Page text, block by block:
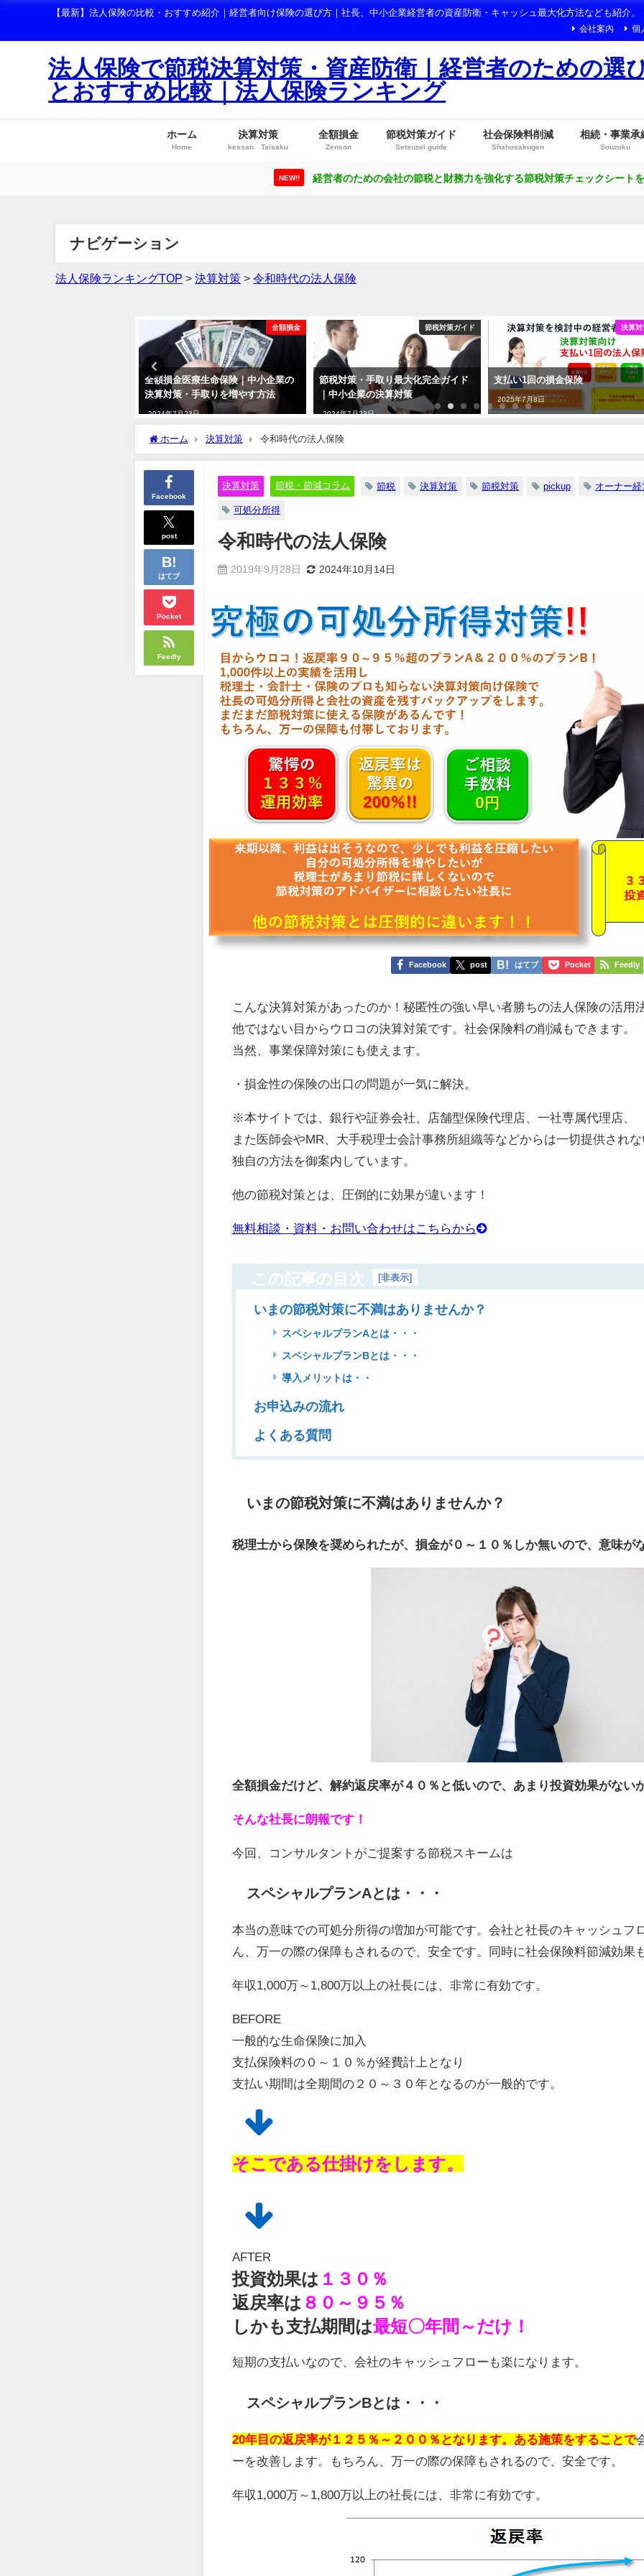
【最新】法人保険の比較・おすすめ紹介｜経営者向け保険の選び方｜社長、中小企業経営者の資産防衛・キャッシュ最大化方法なども紹介。
会社案内 個
法人保険で節税決算対策・資産防衛｜経営者のための選
とおすすめ比較｜法人保険ランキング
ホーム
Home
決算対策
kessan Taisaku
全額損金
Zenson
節税対策ガイド
Setsuzei guide
社会保険料削減
Shahosakugen
相続・事業承
Souzoku
NEW!! 経営者のための会社の節税と財務力を強化する節税対策チェックシート
ナビゲーション
法人保険ランキングTOP >決算対策 >令和時代の法人保険
全額損金
全額損金医療生命保険｜中小企業の
決算対策・手取りを増やす方法
2024年7月23日
節税対策ガイド
節税対策・手取り最大化完全ガイド
｜中小企業の決算対策
2024年7月23日
決算対
支払い1回の損金保険
2025年7月8日
ホーム 決算対策 令和時代の法人保険
Facebook
post
はてブ
Pocket
Feedly
決算対策 節税・節減コラム 節税 決算対策 節税対策 pickup オーナー
可処分所得
令和時代の法人保険
2019年9月28日 2024年10月14日
Facebook post はてブ Pocket Feedly
こんな決算対策があったのか！秘匿性の強い早い者勝ちの法人保険の活用
他ではない目からウロコの決算対策です。社会保険料の削減もできます。
当然、事業保障対策にも使えます。
・損金性の保険の出口の問題が一気に解決。
※本サイトでは、銀行や証券会社、店舗型保険代理店、一社専属代理店、
また医師会やMR、大手税理士会計事務所組織等などからは一切提供されな
独自の方法を御案内しています。
他の節税対策とは、圧倒的に効果が違います！
無料相談・資料・お問い合わせはこちらから
この記事の目次 [非表示]
いまの節税対策に不満はありませんか？
スペシャルプランAとは・・・
スペシャルプランBとは・・・
導入メリットは・・
お申込みの流れ
よくある質問
いまの節税対策に不満はありませんか？
税理士から保険を奨められたが、損金が０～１０％しか無いので、意味が
全額損金だけど、解約返戻率が４０％と低いので、あまり投資効果がない
そんな社長に朗報です！
今回、コンサルタントがご提案する節税スキームは
スペシャルプランAとは・・・
本当の意味での可処分所得の増加が可能です。会社と社長のキャッシュフ
ん、万一の際の保障もされるので、安全です。同時に社会保険料節減効果
年収1,000万～1,800万以上の社長には、非常に有効です。
BEFORE
一般的な生命保険に加入
支払保険料の０～１０％が経費計上となり
支払い期間は全期間の２０～３０年となるのが一般的です。
そこである仕掛けをします。
AFTER
投資効果は １３０％
返戻率は ８ ０～９５％
しかも支払期間は最短〇年間～だけ！
短期の支払いなので、会社のキャッシュフローも楽になります。
スペシャルプランBとは・・・
20年目の返戻率が１２５％～２００％となります。ある施策をすることで
ーを改善します。もちろん、万一の際の保障もされるので、安全です。
年収1,000万～1,800万以上の社長には、非常に有効です。